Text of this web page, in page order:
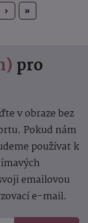
› »
pro
v obraze bez
Pokud nám
používat k
emailovou
e-mail.